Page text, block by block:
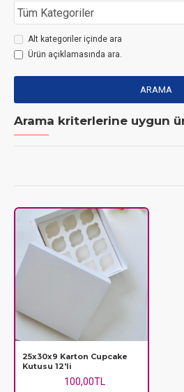
Alt kategoriler içinde ara
Ürün açıklamasında ara.
ARAMA
Arama kriterlerine uygun
25x30x9 Karton Cupcake
Kutusu 12'li
100,00TL